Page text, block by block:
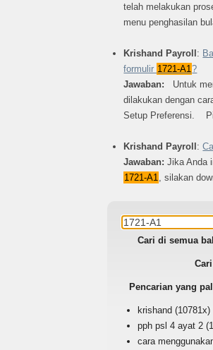
telah melakukan
menu penghasilan
Krishand Payroll:
formulir 1721-A1 ?
Jawaban:
Untuk
dilakukan dengan
Setup Preferensi.
Krishand Payroll:
Jawaban:Jika Anda
1721-A1
, silakan
Cari di semua
Pencarian yang
krishand (10781x)
pph psl 4 ayat 2
cara